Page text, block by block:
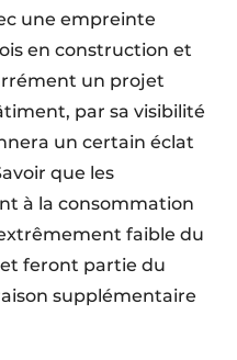
une empreinte
en construction et
un projet
par sa visibilité
un certain éclat
que les
à la consommation
faible du
feront partie du
supplémentaire